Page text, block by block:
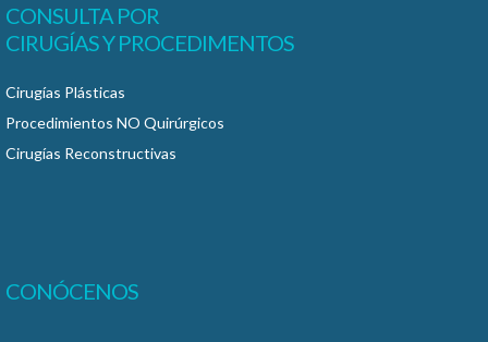
CONSULTA POR
CIRUGÍAS Y PROCEDIMENTOS
Cirugías Plásticas
Procedimientos NO Quirúrgicos
Cirugías Reconstructivas
CONÓCENOS